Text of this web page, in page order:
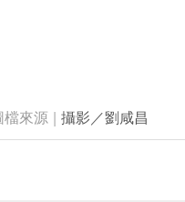
攝影／劉咸昌